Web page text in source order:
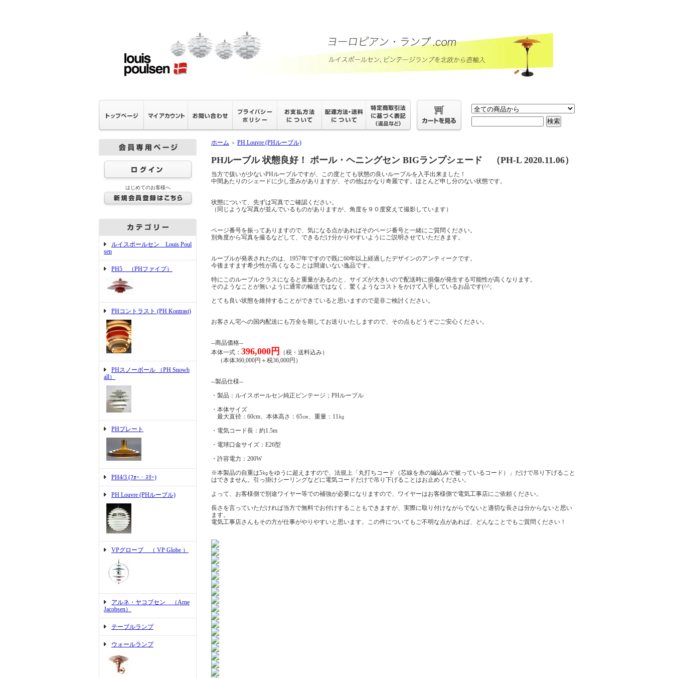
はじめてのお客様へ
ルイスポールセン Louis Poul
sen
PH5 （PHファイブ）
PHコントラスト (PH Kontrast)
PHスノーボール （PH Snowb
all）
PHプレート
PH4/3 (ﾌｫｰ・ｽﾘｰ)
PH Louvre (PHルーブル)
VPグローブ （ VP Globe ）
アルネ・ヤコブセン （Arne
Jacobsen）
テーブルランプ
ウォールランプ
ホーム ＞ PH Louvre (PHルーブル)
PHルーブル 状態良好！ ポール・ヘニングセン BIGランプシェード （PH-L 2020.11.06）
当方で扱いが少ないPHルーブルですが、この度とても状態の良いルーブルを入手出来ました！
中間あたりのシェードに少し歪みがありますが、その他はかなり奇麗です。ほとんど申し分のない状態です。
状態について、先ずは写真でご確認ください。
（同じような写真が並んでいるものがありますが、角度を９０度変えて撮影しています）
ページ番号を振ってありますので、気になる点があればそのページ番号と一緒にご質問ください。
別角度から写真を撮るなどして、できるだけ分かりやすいようにご説明させていただきます。
ルーブルが発表されたのは、1957年ですので既に60年以上経過したデザインのアンティークです。
今後ますます希少性が高くなることは間違いない逸品です。
特にこのルーブルクラスになると重量があるのと、サイズが大きいので配送時に損傷が発生する可能性が高くなります。
そのようなことが無いように通常の輸送ではなく、驚くようなコストをかけて入手しているお品です(^^;
とても良い状態を維持することができていると思いますので是非ご検討ください。
お客さん宅への国内配送にも万全を期してお送りいたしますので、その点もどうぞごご安心ください。
--商品価格--
本体一式： 396,000円
（税・送料込み）
（本体360,000円＋税36,000円）
--製品仕様--
・製品：ルイスポールセン純正ビンテージ；PHルーブル
・本体サイズ
最大直径：60cm、本体高さ：65㎝、重量：11㎏
・電気コード長：約1.5m
・電球口金サイズ：E26型
・許容電力：200W
※本製品の自重は5㎏をゆうに超えますので、法規上「丸打ちコード（芯線を糸の編込みで被っているコード）」だけで吊り下げること
はできません。引っ掛けシーリングなどに電気コードだけで吊り下げることはお止めください。
よって、お客様側で別途ワイヤー等での補強が必要になりますので、ワイヤーはお客様側で電気工事店にご依頼ください。
長さを言っていただければ当方で無料でお付けすることもできますが、実際に取り付けながらでないと適切な長さは分からないと思い
ます。
電気工事店さんもその方が仕事がやりやすいと思います。この件についてもご不明な点があれば、どんなことでもご質問ください！